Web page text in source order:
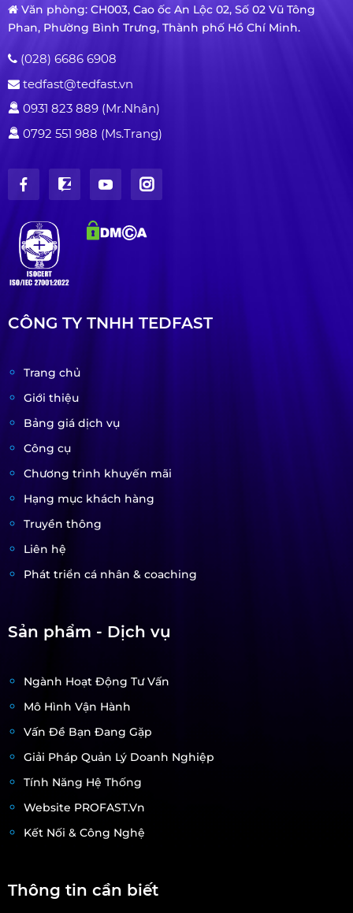
Văn phòng: CH003, Cao ốc An Lộc 02, Số 02 Vũ Tông
Phan, Phường Bình Trưng, Thành phố Hồ Chí Minh.
(028) 6686 6908
tedfast@tedfast.vn
0931 823 889 (Mr.Nhân)
0792 551 988 (Ms.Trang)
CÔNG TY TNHH TEDFAST
Trang chủ
Giới thiệu
Bảng giá dịch vụ
Công cụ
Chương trình khuyến mãi
Hạng mục khách hàng
Truyền thông
Liên hệ
Phát triển cá nhân & coaching
Sản phẩm - Dịch vụ
Ngành Hoạt Động Tư Vấn
Mô Hình Vận Hành
Vấn Đề Bạn Đang Gặp
Giải Pháp Quản Lý Doanh Nghiệp
Tính Năng Hệ Thống
Website PROFAST.vn
Kết Nối & Công Nghệ
Thông tin cần biết